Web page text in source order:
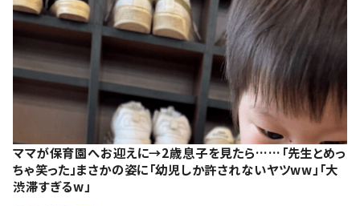
ママが保育園へお迎えに→2歳息子を見たら……「先生とめっ
ちゃ笑った」まさかの姿に「幼児しか許されないヤツww」「大
渋滞すぎるw」